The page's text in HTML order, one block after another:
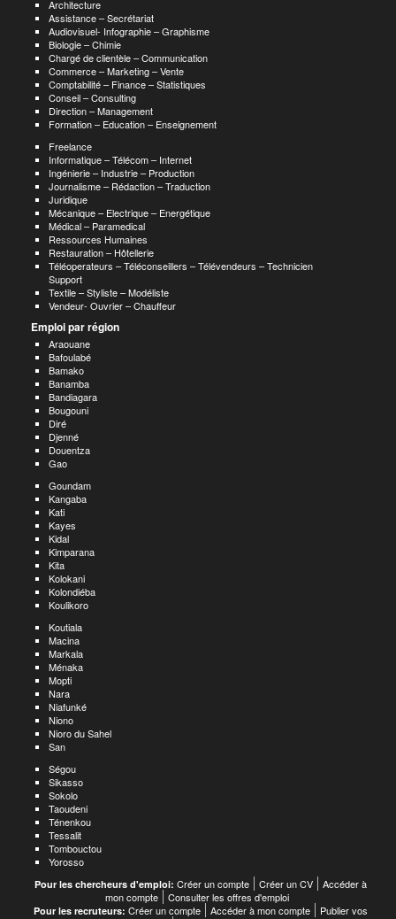
Architecture
Assistance – Secrétariat
Audiovisuel- Infographie – Graphisme
Biologie – Chimie
Chargé de clientèle – Communication
Commerce – Marketing – Vente
Comptabilité – Finance – Statistiques
Conseil – Consulting
Direction – Management
Formation – Education – Enseignement
Freelance
Informatique – Télécom – Internet
Ingénierie – Industrie – Production
Journalisme – Rédaction – Traduction
Juridique
Mécanique – Electrique – Energétique
Médical – Paramedical
Ressources Humaines
Restauration – Hôtellerie
Téléoperateurs – Téléconseillers – Télévendeurs – Technicien
Support
Textile – Styliste – Modéliste
Vendeur- Ouvrier – Chauffeur
Emploi par région
Araouane
Bafoulabé
Bamako
Banamba
Bandiagara
Bougouni
Diré
Djenné
Douentza
Gao
Goundam
Kangaba
Kati
Kayes
Kidal
Kimparana
Kita
Kolokani
Kolondiéba
Koulikoro
Koutiala
Macina
Markala
Ménaka
Mopti
Nara
Niafunké
Niono
Nioro du Sahel
San
Ségou
Sikasso
Sokolo
Taoudeni
Ténenkou
Tessalit
Tombouctou
Yorosso
Pour les chercheurs d'emploi: Créer un compte Créer un CV
Accéder à
mon compte
Consulter les offres d'emploi
Pour les recruteurs: Créer un compte Accéder à mon compte
Publier vos